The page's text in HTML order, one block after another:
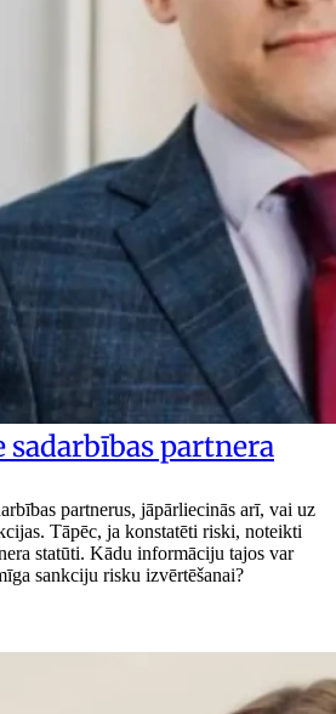
partnera
partnerus, jāpārliecinās arī, vai uz
Tāpēc, ja konstatēti riski, noteikti
statūti. Kādu informāciju tajos var
sankciju risku izvērtēšanai?